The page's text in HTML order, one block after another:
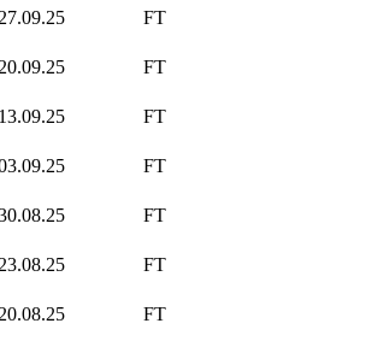
27.09.25 FT
20.09.25 FT
13.09.25 FT
FT
FT
23.08.25 FT
20.08.25 FT